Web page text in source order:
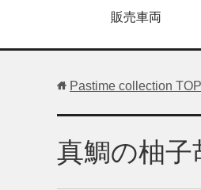
販売車両
Pastime collection TOP
真鯛の柚子